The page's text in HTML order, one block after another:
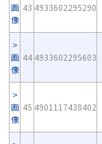
画
像
43 4933602295290
画
像
44 4933602295603
画
像
45 4901117438402